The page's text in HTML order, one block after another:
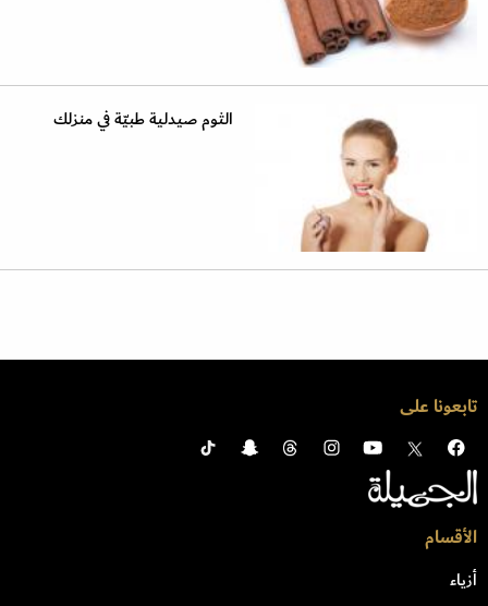
الثوم صيدلية طبيّة في منزلك
تابعونا على
الأقسام
أزياء